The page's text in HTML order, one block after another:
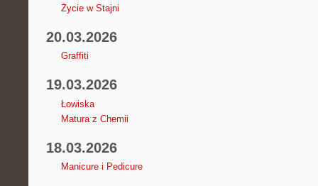
Życie w Stajni
20.03.2026
Graffiti
19.03.2026
Łowiska
Matura z Chemii
18.03.2026
Manicure i Pedicure